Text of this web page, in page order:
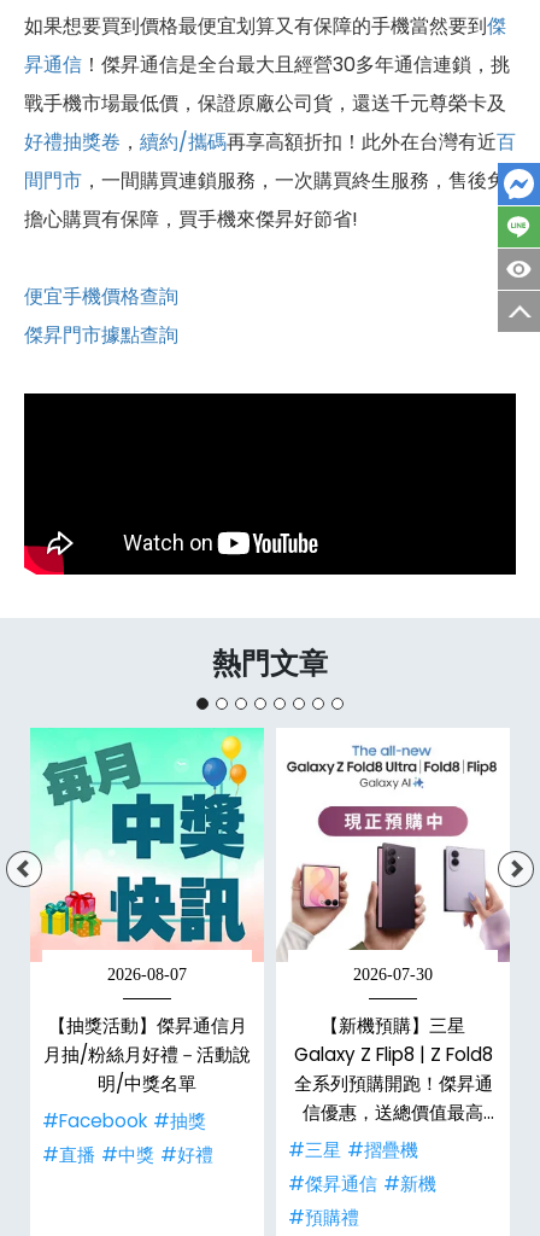
如果想要買到價格最便宜划算又有保障的手機當然要到傑
昇通信 ！傑昇通信是全台最大且經營30多年通信連鎖，挑
戰手機市場最低價，保證原廠公司貨，還送千元尊榮卡及
好禮抽獎卷 ， 續約/攜碼再享高額折扣！此外在台灣有近百
間門市 ，一間購買連鎖服務，一次購買終生服務，售後免
擔心購買有保障，買手機來傑昇好節省!
便宜手機價格查詢
傑昇門市據點查詢
熱門文章
2026-08-07
【抽獎活動】傑昇通信月
月抽/粉絲月好禮－活動說
明/中獎名單
#Facebook #抽獎
#直播 #中獎 #好禮
2026-07-30
【新機預購】三星
Galaxy Z Flip8 | Z Fold8
全系列預購開跑！傑昇通
信優惠，送總價值最高
$2,180 好禮
#三星 #摺疊機
#傑昇通信 #新機
#預購禮